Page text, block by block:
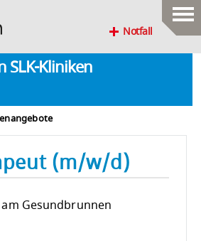
Notfall
SLK-Kliniken
(m/w/d)
Gesundbrunnen